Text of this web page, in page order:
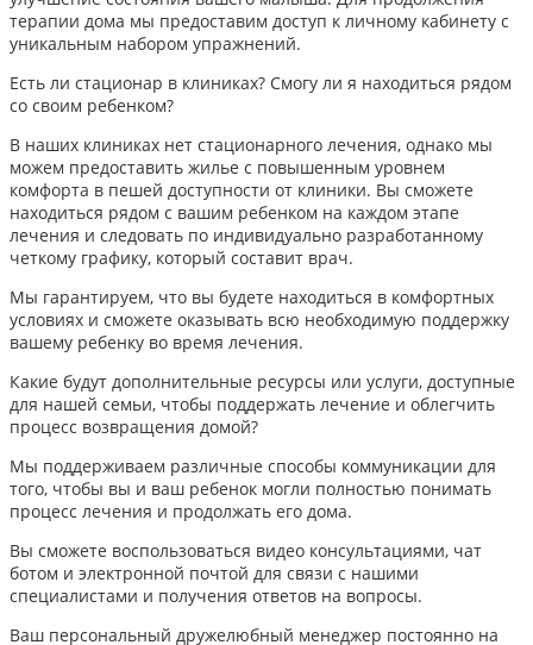
терапии дома мы предоставим доступ к личному кабинету с
уникальным набором упражнений.
Есть ли стационар в клиниках? Смогу ли я находиться рядом
со своим ребенком?
В наших клиниках нет стационарного лечения, однако мы
можем предоставить жилье с повышенным уровнем
комфорта в пешей доступности от клиники. Вы сможете
находиться рядом с вашим ребенком на каждом этапе
лечения и следовать по индивидуально разработанному
четкому графику, который составит врач.
Мы гарантируем, что вы будете находиться в комфортных
условиях и сможете оказывать всю необходимую поддержку
вашему ребенку во время лечения.
Какие будут дополнительные ресурсы или услуги, доступные
для нашей семьи, чтобы поддержать лечение и облегчить
процесс возвращения домой?
Мы поддерживаем различные способы коммуникации для
того, чтобы вы и ваш ребенок могли полностью понимать
процесс лечения и продолжать его дома.
Вы сможете воспользоваться видео консультациями, чат
ботом и электронной почтой для связи с нашими
специалистами и получения ответов на вопросы.
Ваш персональный дружелюбный менеджер постоянно на